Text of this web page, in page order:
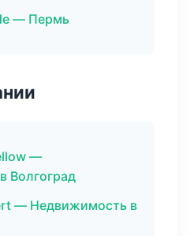
— Пермь
—
Волгоград
— Недвижимость в